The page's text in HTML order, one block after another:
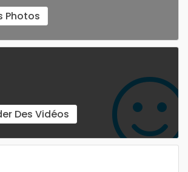
Photos
Des Vidéos